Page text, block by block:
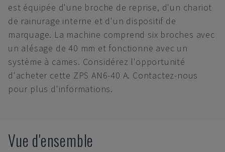
est équipée d'une broche de reprise, d'un chariot
de rainurage interne et d'un dispositif de
marquage. La machine comprend six broches avec
un alésage de 40 mm et fonctionne avec un
système à cames. Considérez l'opportunité
d'acheter cette ZPS AN6-40 A. Contactez-nous
pour plus d'informations.
Vue d'ensemble